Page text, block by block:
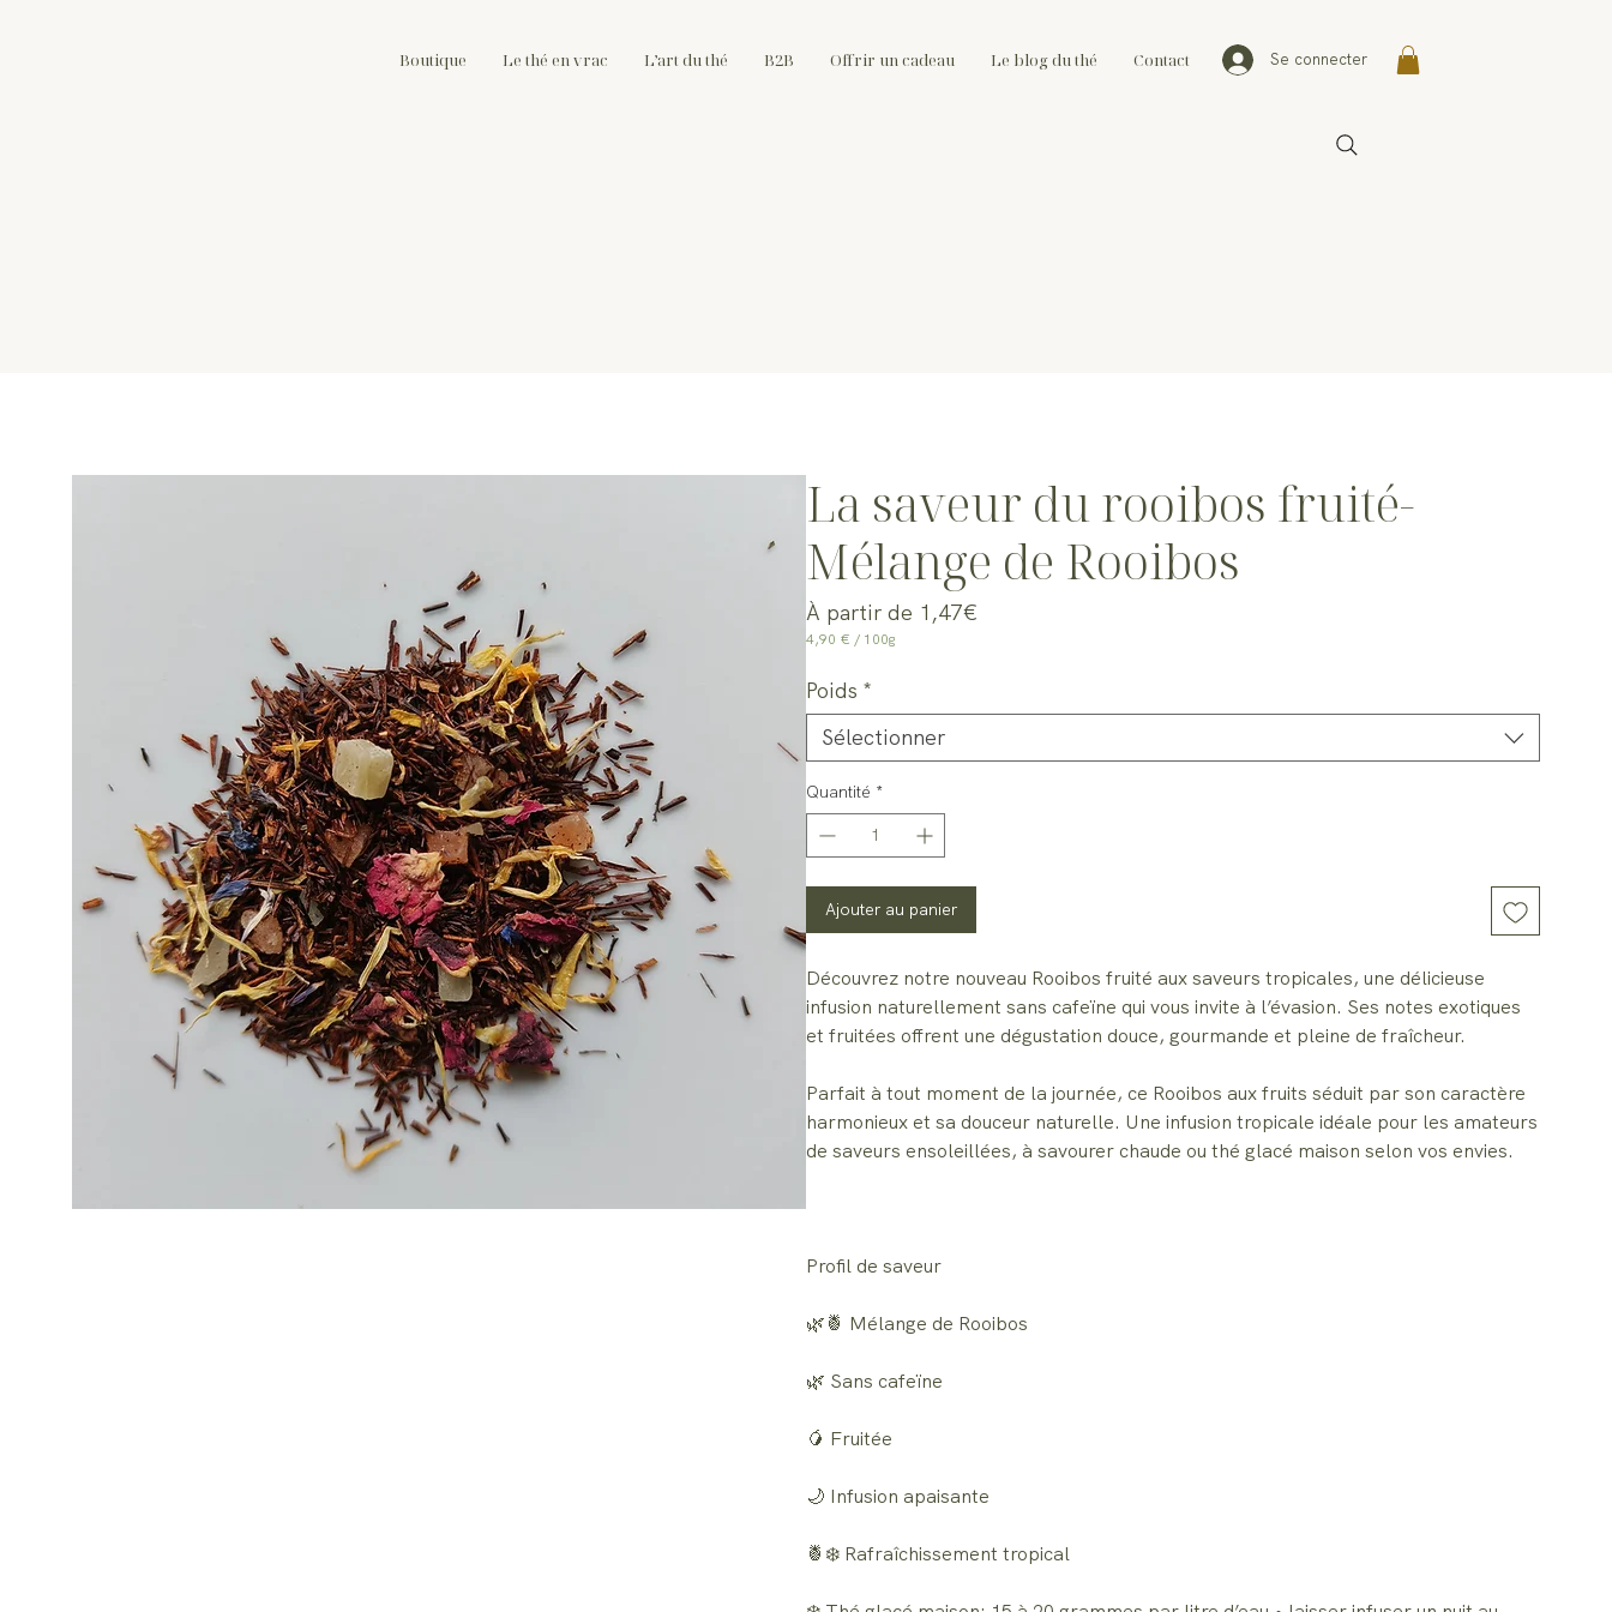
Se connecter
Boutique Le thé en vrac L’art du thé B2B Offrir un cadeau Le blog du thé Contact
La saveur du rooibos fruité-
Mélange de Rooibos
À partir de 1,47€
4,90 € / 100g
100
Grammes
Poids *
Sélectionner
Quantité *
Ajouter au panier
Découvrez notre nouveau Rooibos fruité aux saveurs tropicales, une délicieuse
infusion naturellement sans cafeïne qui vous invite à l’évasion. Ses notes exotiques
et fruitées offrent une dégustation douce, gourmande et pleine de fraîcheur.
Parfait à tout moment de la journée, ce Rooibos aux fruits séduit par son caractère
harmonieux et sa douceur naturelle. Une infusion tropicale idéale pour les amateurs
de saveurs ensoleillées, à savourer chaude ou thé glacé maison selon vos envies.
Profil de saveur
🌿🍍 Mélange de Rooibos
🌿 Sans cafeïne
🥭 Fruitée
🌙 Infusion apaisante
🍍❄️ Rafraîchissement tropical